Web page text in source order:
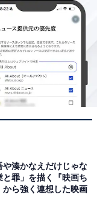
のです。あらか
泊プランを予約
還元されること
ニュース お買
や湊かなえだけじゃな
と罪」を描く『映画ち
から強く連想した映画